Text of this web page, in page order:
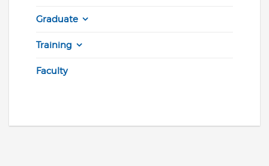
Graduate
Training
Faculty